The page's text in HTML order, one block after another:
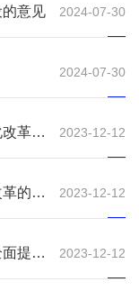
2024-07-30
意见
2024-07-30
2023-12-12
方案
2023-12-12
意见
2023-12-12
的意见